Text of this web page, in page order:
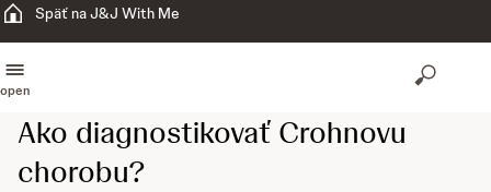
Späť na J&J With Me
open
Ako diagnostikovať Crohnovu
chorobu?